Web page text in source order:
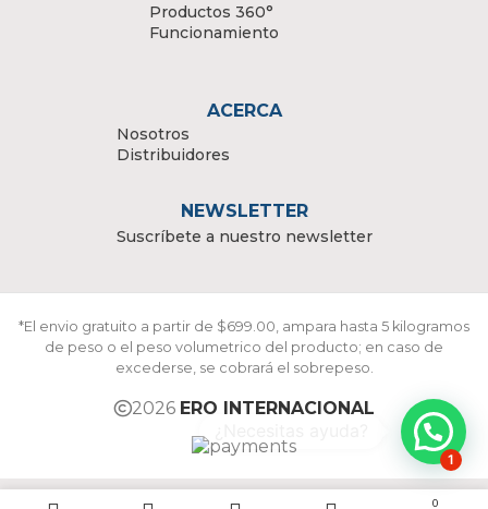
Productos 360°
Funcionamiento
ACERCA
Nosotros
Distribuidores
NEWSLETTER
Suscríbete a nuestro newsletter
*El envio gratuito a partir de $699.00, ampara hasta 5 kilogramos
de peso o el peso volumetrico del producto; en caso de
excederse, se cobrará el sobrepeso.
2026 ERO INTERNACIONAL
0
1